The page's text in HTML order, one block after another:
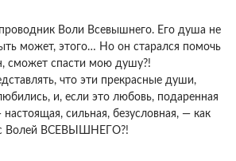
Воли Всевышнего. Его душа не
может, этого… Но он старался помочь
сможет спасти мою душу?!
что эти прекрасные души,
и, если это любовь, подаренная
сильная, безусловная, — как
с Волей ВСЕВЫШНЕГО?!